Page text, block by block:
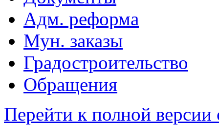
Адм. реформа
Мун. заказы
Градостроительство
Обращения
Перейти к полной версии